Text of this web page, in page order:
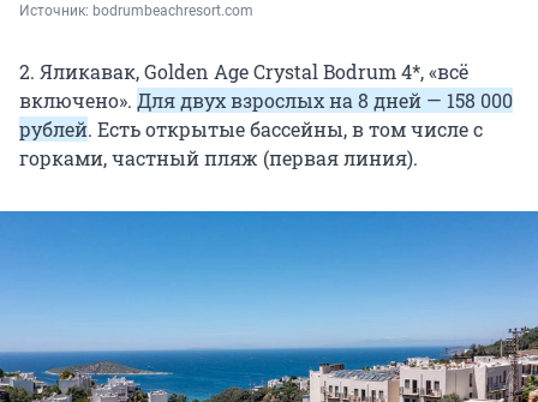
Источник: bodrumbeachresort.com
2. Яликавак, Golden Age Crystal Bodrum 4*, «всё
включено». Для двух взрослых на 8 дней — 158 000
рублей. Есть открытые бассейны, в том числе с
горками, частный пляж (первая линия).